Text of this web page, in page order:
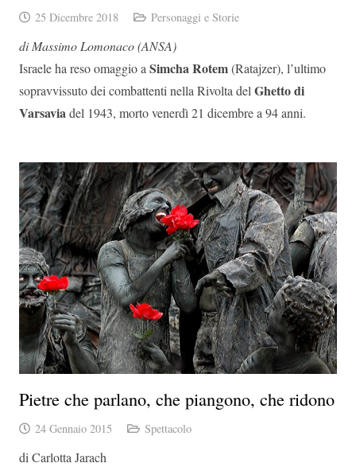
25 Dicembre 2018 Personaggi e Storie
di Massimo Lomonaco (ANSA)
Israele ha reso omaggio a Simcha Rotem(Ratajzer), l’ultimo
sopravvissuto dei combattenti nella Rivolta del Ghetto di
Varsavia del 1943, morto venerdì 21 dicembre a 94 anni.
Pietre che parlano, che piangono, che ridono
24 Gennaio 2015 Spettacolo
di Carlotta Jarach